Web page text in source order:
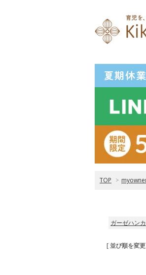
TOP >
ガーゼハン
[ 並び順を変